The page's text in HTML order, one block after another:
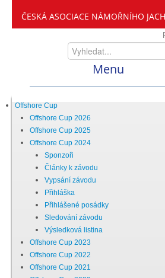
ČESKÁ ASOCIACE NÁMOŘNÍHO
Menu
Home
ČANY
Kdo jsme
Zveme vás mezi nás
Setkání ČANY
Offshore Cup
Offshore Cup 2026
Offshore Cup 2025
Offshore Cup 2024
Sponzoři
Články k závodu
Vypsání závodu
Přihláška
Přihlášené posádky
Sledování závodu
Výsledková listina
Offshore Cup 2023
Offshore Cup 2022
Offshore Cup 2021